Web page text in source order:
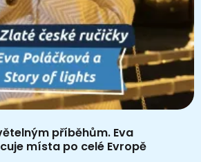
příběhům. Eva
místa po celé Evropě